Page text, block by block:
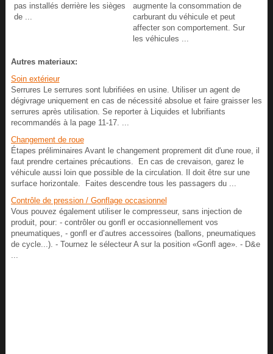
pas installés derrière les sièges
de ...
augmente la consommation de
carburant du véhicule et peut
affecter son comportement. Sur
les véhicules ...
Autres materiaux:
Soin extérieur
Serrures Le serrures sont lubrifiées en usine. Utiliser un agent de
dégivrage uniquement en cas de nécessité absolue et faire graisser les
serrures après utilisation. Se reporter à Liquides et lubrifiants
recommandés à la page 11-17. ...
Changement de roue
Étapes préliminaires Avant le changement proprement dit d'une roue, il
faut prendre certaines précautions. En cas de crevaison, garez le
véhicule aussi loin que possible de la circulation. Il doit être sur une
surface horizontale. Faites descendre tous les passagers du ...
Contrôle de pression / Gonflage occasionnel
Vous pouvez également utiliser le compresseur, sans injection de
produit, pour: - contrôler ou gonfl er occasionnellement vos
pneumatiques, - gonfl er d’autres accessoires (ballons, pneumatiques
de cycle...). - Tournez le sélecteur A sur la position «Gonfl age». - D&e